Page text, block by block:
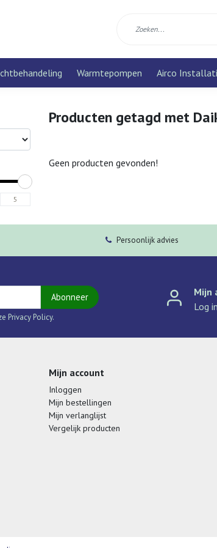
Warmtepompen Airco
Producten getagd met
Geen producten gevonden!
Persoonlijk advies
Abonneer
Privacy Policy.
Mijn
Log
Mijn account
Inloggen
Mijn bestellingen
Mijn verlanglijst
Vergelijk producten